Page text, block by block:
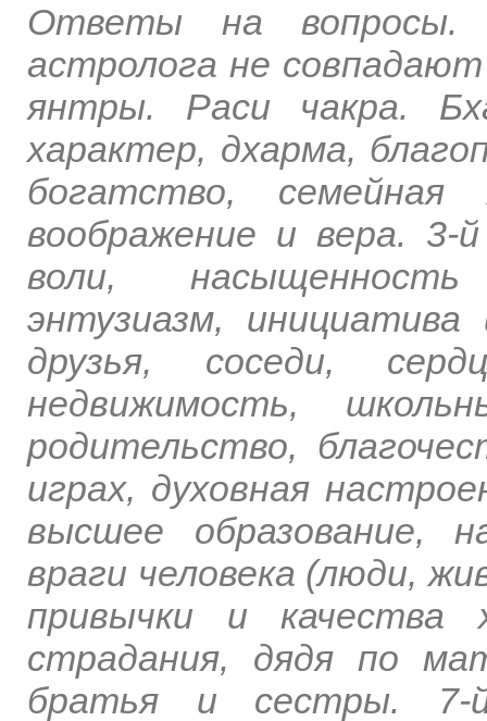
Ответы на вопросы.
астролога не
янтры. Раси чакра.
характер, дхарма,
богатство,
воображение и вера. 3-
воли, насыщенность
энтузиазм,
друзья, соседи,
недвижимость,
родительство,
играх, духовная
высшее образование,
враги человека (люди,
привычки и качества
страдания, дядя по
братья и сестры. 7-